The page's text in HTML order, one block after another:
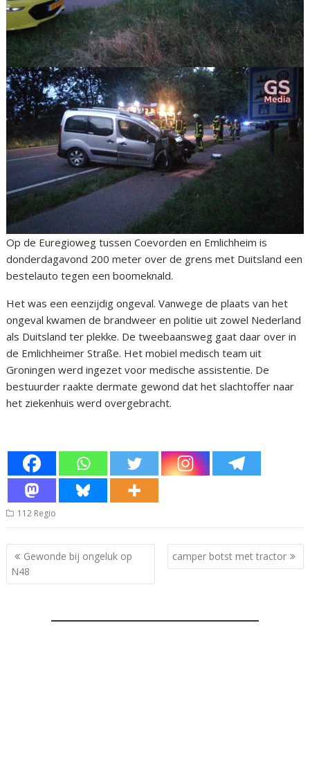
Op de Euregioweg tussen Coevorden en Emlichheim is
donderdagavond 200 meter over de grens met Duitsland een
bestelauto tegen een boomeknald.
Het was een eenzijdig ongeval. Vanwege de plaats van het
ongeval kwamen de brandweer en politie uit zowel Nederland
als Duitsland ter plekke. De tweebaansweg gaat daar over in
de Emlichheimer Straße. Het mobiel medisch team uit
Groningen werd ingezet voor medische assistentie. De
bestuurder raakte dermate gewond dat het slachtoffer naar
het ziekenhuis werd overgebracht.
112 Regio
Bericht
navigatie
Gewonde bij ongeluk op
N48
camper botst met tractor